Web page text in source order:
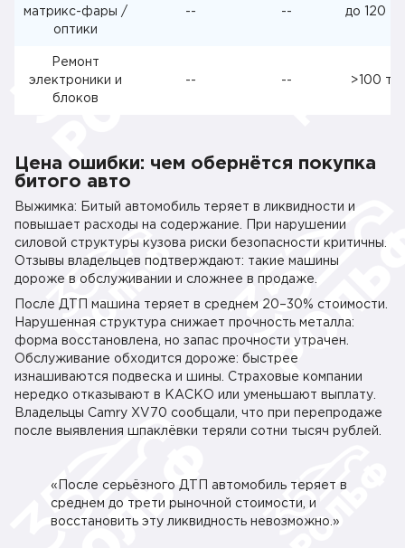
матрикс-фары /
оптики
-- -- до 120
Ремонт
электроники и
блоков
-- -- >100
Цена ошибки: чем обернётся покупка
битого авто
Выжимка: Битый автомобиль теряет в ликвидности и
повышает расходы на содержание. При нарушении
силовой структуры кузова риски безопасности критичны.
Отзывы владельцев подтверждают: такие машины
дороже в обслуживании и сложнее в продаже.
После ДТП машина теряет в среднем 20–30% стоимости.
Нарушенная структура снижает прочность металла:
форма восстановлена, но запас прочности утрачен.
Обслуживание обходится дороже: быстрее
изнашиваются подвеска и шины. Страховые компании
нередко отказывают в КАСКО или уменьшают выплату.
Владельцы Camry XV70 сообщали, что при перепродаже
после выявления шпаклёвки теряли сотни тысяч рублей.
«После серьёзного ДТП автомобиль теряет в
среднем до трети рыночной стоимости, и
восстановить эту ликвидность невозможно.»